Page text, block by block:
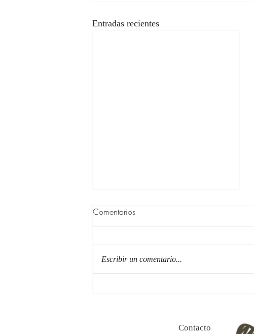
Entradas recientes
Comentarios
Escribir un comentario...
Contacto